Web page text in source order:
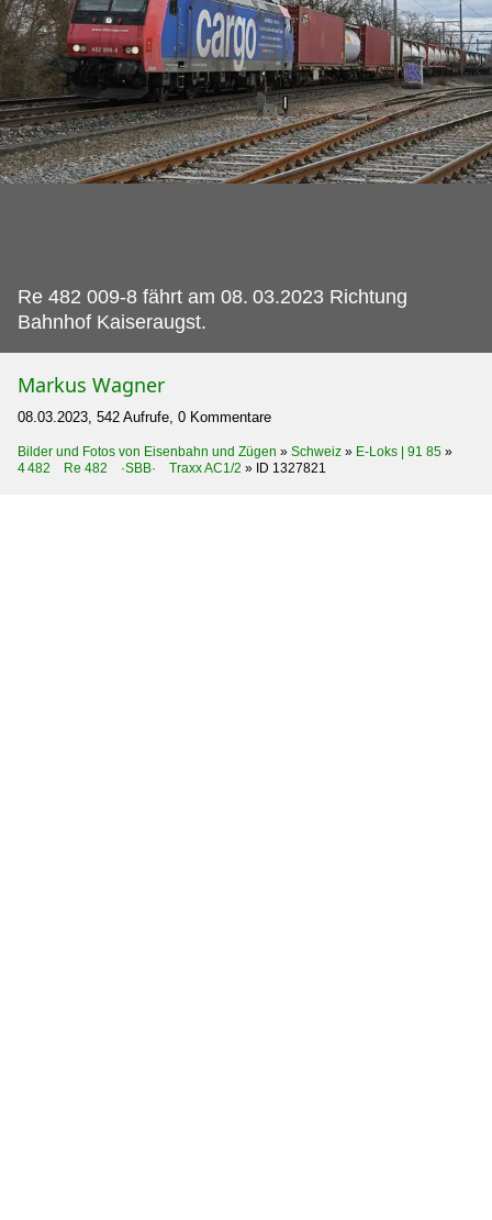
Re 482 009-8 fährt am 08. 03.2023 Richtung
Bahnhof Kaiseraugst.
Markus Wagner
08.03.2023, 542 Aufrufe, 0 Kommentare
Bilder und Fotos von Eisenbahn und Zügen » Schweiz » E-Loks | 91 85 »
4 482 Re 482 ·SBB· Traxx AC1/2 » ID 1327821